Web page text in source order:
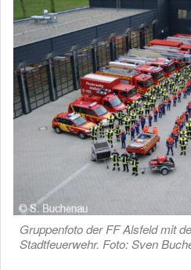
Gruppenfoto der FF Alsfeld mit
Stadtfeuerwehr. Foto: Sven